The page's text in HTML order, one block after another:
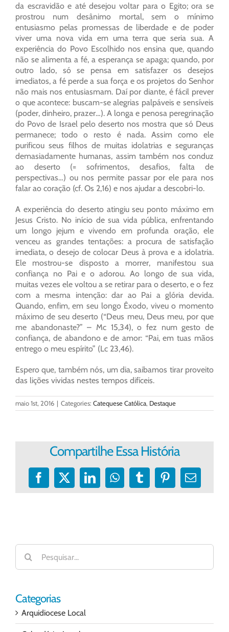
da escravidão e até desejou voltar para o Egito; ora se
prostrou num desânimo mortal, sem o mínimo
entusiasmo pelas promessas de liberdade e de poder
viver uma nova vida em uma terra que seria sua. A
experiência do Povo Escolhido nos ensina que, quando
não se alimenta a fé, a esperança se apaga; quando, por
outro lado, só se pensa em satisfazer os desejos
imediatos, a fé perde a sua força e os projetos do Senhor
não mais nos entusiasmam. Daí por diante, é fácil prever
o que acontece: buscam-se alegrias palpáveis e sensíveis
(poder, dinheiro, prazer…). A longa e penosa peregrinação
do Povo de Israel pelo deserto nos mostra que só Deus
permanece; todo o resto é nada. Assim como ele
purificou seus filhos de muitas idolatrias e seguranças
demasiadamente humanas, assim também nos conduz
ao deserto (= sofrimentos, desafios, falta de
perspectivas…) ou nos permite passar por ele para nos
falar ao coração (cf. Os 2,16) e nos ajudar a descobri-lo.
A experiência do deserto atingiu seu ponto máximo em
Jesus Cristo. No início de sua vida pública, enfrentando
um longo jejum e vivendo em profunda oração, ele
venceu as grandes tentações: a procura de satisfação
imediata, o desejo de colocar Deus à prova e a idolatria.
Ele mostrou-se disposto a morrer, manifestou sua
confiança no Pai e o adorou. Ao longo de sua vida,
muitas vezes ele voltou a se retirar para o deserto, e o fez
com a mesma intenção: dar ao Pai a glória devida.
Quando, enfim, em seu longo Êxodo, viveu o momento
máximo de seu deserto (“Deus meu, Deus meu, por que
me abandonaste?” – Mc 15,34), o fez num gesto de
confiança, de abandono e de amor: “Pai, em tuas mãos
entrego o meu espírito” (Lc 23,46).
Espero que, também nós, um dia, saibamos tirar proveito
das lições vividas nestes tempos difíceis.
maio 1st, 2016 | Categories: Catequese Católica, Destaque
Compartilhe Essa História
Facebook
X LinkedInWhatsApp
TumblrPinterest
E-
Buscar
resultados
para:
Categorias
Arquidiocese Local